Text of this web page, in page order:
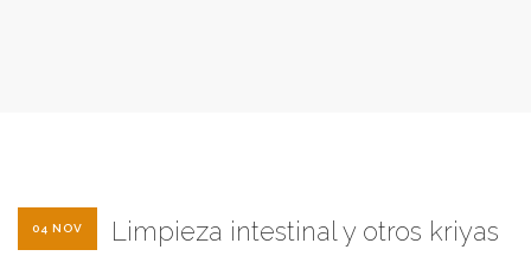
04 NOV Limpieza intestinal y otros kriyas